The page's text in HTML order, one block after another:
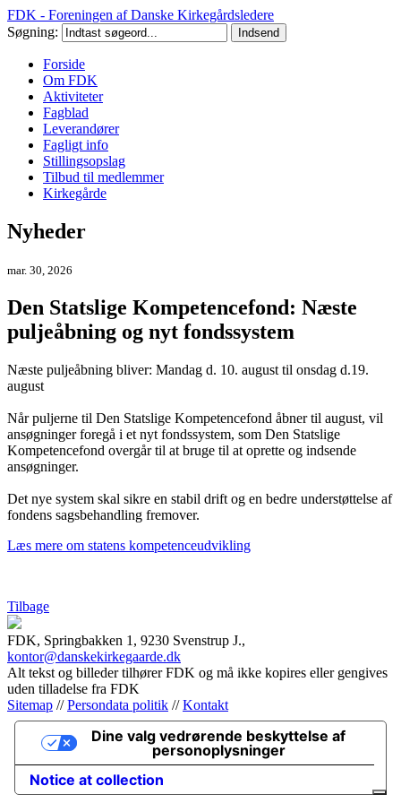
FDK - Foreningen af Danske Kirkegårdsledere
Søgning:
Forside
Om FDK
Aktiviteter
Fagblad
Leverandører
Fagligt info
Stillingsopslag
Tilbud til medlemmer
Kirkegårde
Nyheder
mar. 30, 2026
Den Statslige Kompetencefond: Næste
puljeåbning og nyt fondssystem
Næste puljeåbning bliver: Mandag d. 10. august til onsdag d.19.
august
Når puljerne til Den Statslige Kompetencefond åbner til august, vil
ansøgninger foregå i et nyt fondssystem, som Den Statslige
Kompetencefond overgår til at bruge til at oprette og indsende
ansøgninger.
Det nye system skal sikre en stabil drift og en bedre understøttelse af
fondens sagsbehandling fremover.
Læs mere om statens kompetenceudvikling
Tilbage
FDK, Springbakken 1, 9230 Svenstrup J.,
kontor@danskekirkegaarde.dk
Alt tekst og billeder tilhører FDK og må ikke kopires eller gengives
uden tilladelse fra FDK
Sitemap //Persondata politik //Kontakt
Notice at collection
Dine valg vedrørende beskyttelse af
personoplysninger